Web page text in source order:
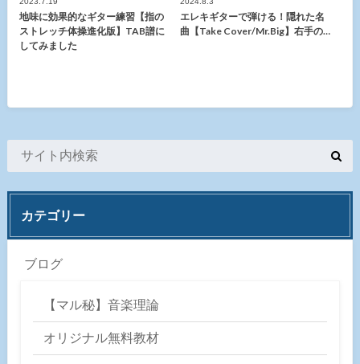
地味に効果的なギター練習【指の
ストレッチ体操進化版】TAB譜に
してみました
エレキギターで弾ける！隠れた名
曲【Take Cover/Mr.Big】右手の…
カテゴリー
ブログ
【マル秘】音楽理論
オリジナル無料教材